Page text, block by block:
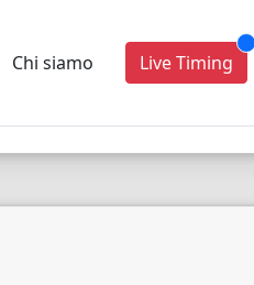
Chi siamo Live Timing